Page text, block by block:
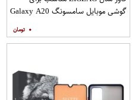
گوشی موبایل سامسونگ Galaxy A20
۰